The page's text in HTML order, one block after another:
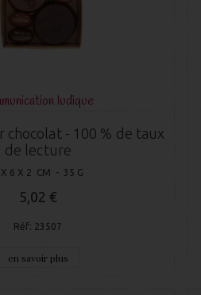
ludique
chocolat - 100 % de taux
de lecture
X 6 X 2 CM - 35 G
5,02 €
Réf: 23507
en savoir plus